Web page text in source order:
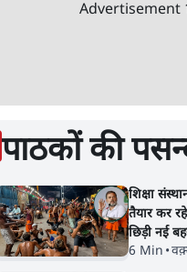
Advertisement
पाठकों की
शिक्षा
तैयार कर
छिड़ी नई
6 Min •